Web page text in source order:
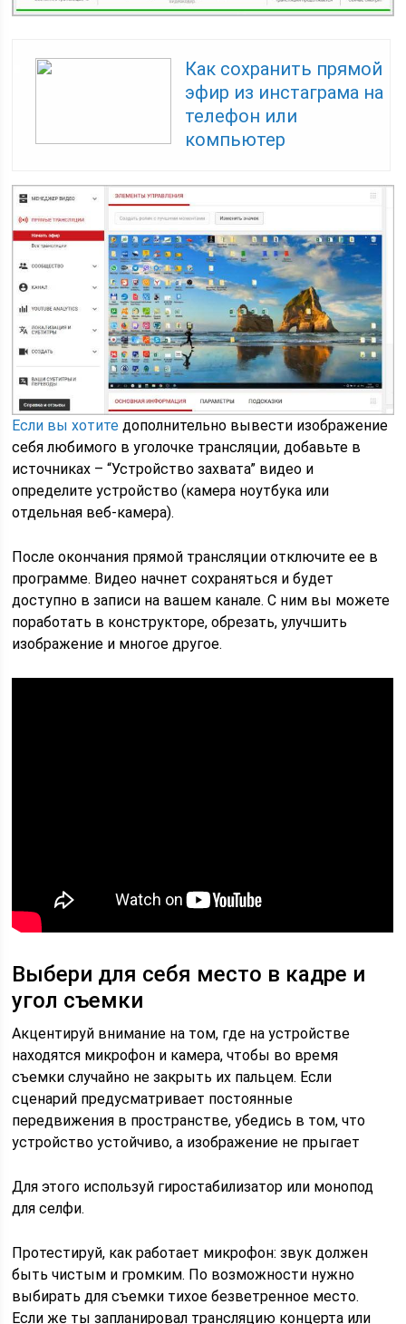
Как сохранить прямой
эфир из инстаграма на
телефон или
компьютер
Если вы хотите дополнительно вывести изображение
себя любимого в уголочке трансляции, добавьте в
источниках – “Устройство захвата” видео и
определите устройство (камера ноутбука или
отдельная веб-камера).
После окончания прямой трансляции отключите ее в
программе. Видео начнет сохраняться и будет
доступно в записи на вашем канале. С ним вы можете
поработать в конструкторе, обрезать, улучшить
изображение и многое другое.
Выбери для себя место в кадре и
угол съемки
Акцентируй внимание на том, где на устройстве
находятся микрофон и камера, чтобы во время
съемки случайно не закрыть их пальцем. Если
сценарий предусматривает постоянные
передвижения в пространстве, убедись в том, что
устройство устойчиво, а изображение не прыгает
Для этого используй гиростабилизатор или монопод
для селфи.
Протестируй, как работает микрофон: звук должен
быть чистым и громким. По возможности нужно
выбирать для съемки тихое безветренное место.
Если же ты запланировал трансляцию концерта или